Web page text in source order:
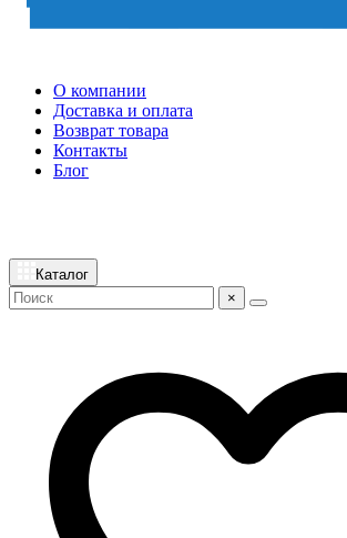
О компании
Доставка и оплата
Возврат товара
Контакты
Блог
Каталог
×